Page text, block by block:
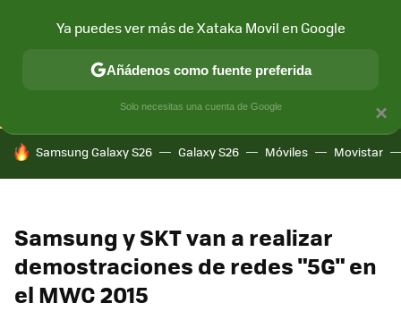
CONECTIVIDAD MÓVIL Y SOCIEDAD APLICACIONES
HOY SE HABLA DE
Samsung Galaxy S26 Galaxy S26 Móviles Movistar
Samsung y SKT van a realizar
demostraciones de redes "5G" en
el MWC 2015
×
Ya puedes ver más de Xataka Movil en Google
Añádenos como fuente preferida
Solo necesitas una cuenta de Google